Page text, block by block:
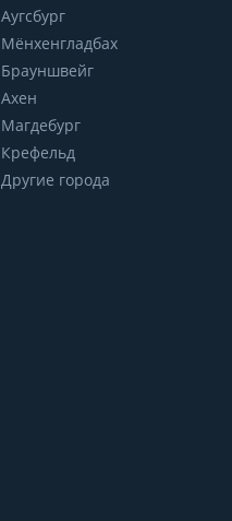
Аугсбург
Мёнхенгладбах
Брауншвейг
Ахен
Магдебург
Крефельд
Другие города